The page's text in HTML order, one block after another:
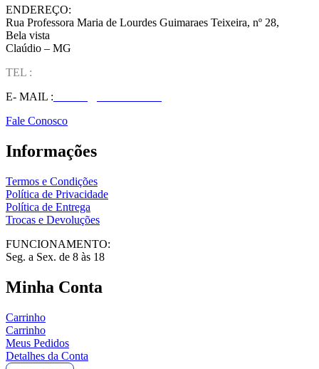
ENDEREÇO:
Rua Professora Maria de Lourdes Guimaraes Teixeira, nº 28,
Bela vista
Claúdio – MG
TEL :
E- MAIL :
Fale Conosco
Informações
Termos e Condições
Política de Privacidade
Política de Entrega
Trocas e Devoluções
FUNCIONAMENTO:
Seg. a Sex. de 8 às 18
Minha Conta
Carrinho
Carrinho
Meus Pedidos
Detalhes da Conta